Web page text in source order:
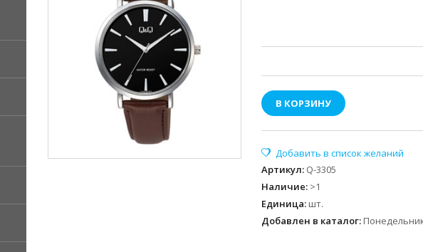
В КОРЗИНУ
Артикул: Q-3305
Наличие: >1
Единица: шт.
Добавлен в каталог: